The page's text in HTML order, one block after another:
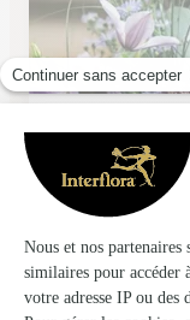
Plaisir de Fleurs
Aurillac
★★
4.2 (87)
28, avenue des Prades
Voir la boutique